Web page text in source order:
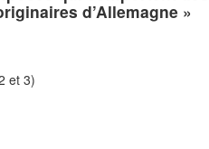
d’Allemagne »
et 3)